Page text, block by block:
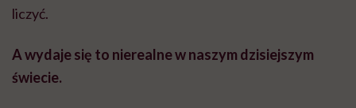
liczyć.
A wydaje się to nierealne w naszym dzisiejszym
świecie.